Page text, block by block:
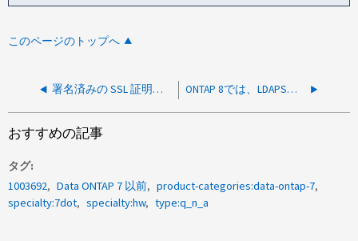
このページのトップへ
署名済みの SSL 証明書を 7-Mode Transition Tool （ 7MTT ）にインストールできますか。 ONTAP 8では、LDAPSをAES暗号化で使用できますか。
おすすめの記事
タグ
1003692
Data ONTAP 7 以前
product-categories:data-ontap-7
specialty:7dot
specialty:hw type:q_n_a